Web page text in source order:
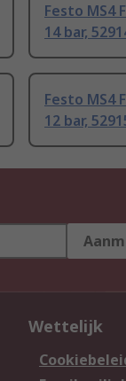
Festo MS4
14 bar,
Festo MS4
12 bar,
Wettelijk